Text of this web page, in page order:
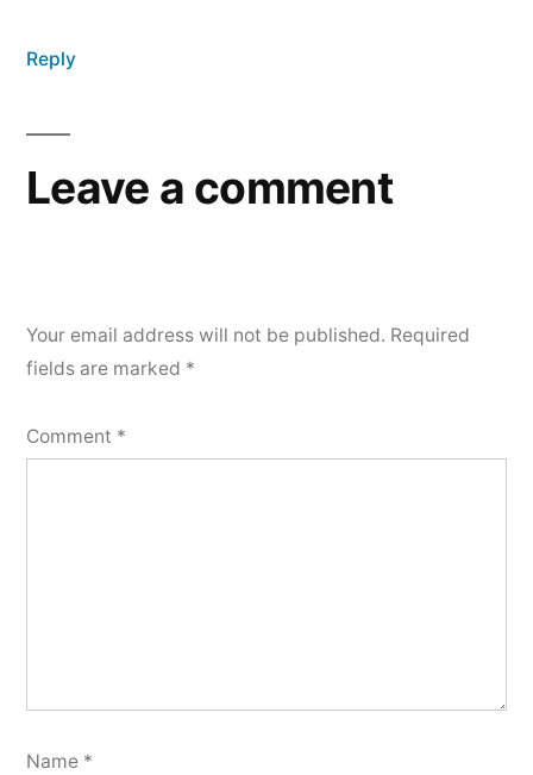
Reply
Leave a comment
Your email address will not be published. Required
fields are marked *
Comment *
Name *